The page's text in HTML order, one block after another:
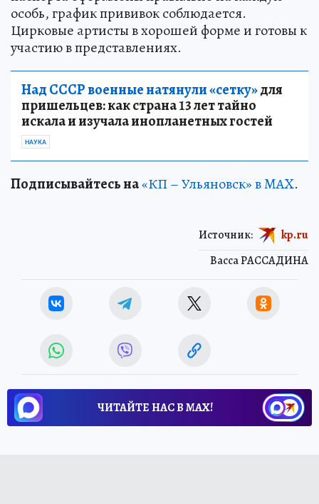
особь, график прививок соблюдается.
Цирковые артисты в хорошей форме и готовы к
участию в представлениях.
Над СССР военные натянули «сетку»для
пришельцев: как страна 13 лет тайно
искала и изучала инопланетных гостей
НАУКА
Подписывайтесь на«КП – Ульяновск» в MAX.
Васса РАССАДИНА
Источник: kp.ru
ЧИТАЙТЕ НАС В МАХ!